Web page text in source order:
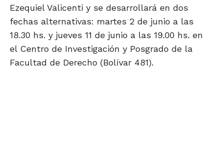
Ezequiel Valicenti y se desarrollará en dos
fechas alternativas: martes 2 de junio a las
18.30 hs. y jueves 11 de junio a las 19.00 hs. en
el Centro de Investigación y Posgrado de la
Facultad de Derecho (Bolívar 481).